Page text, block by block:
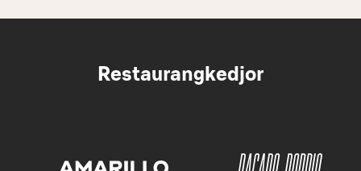
Restaurangkedjor